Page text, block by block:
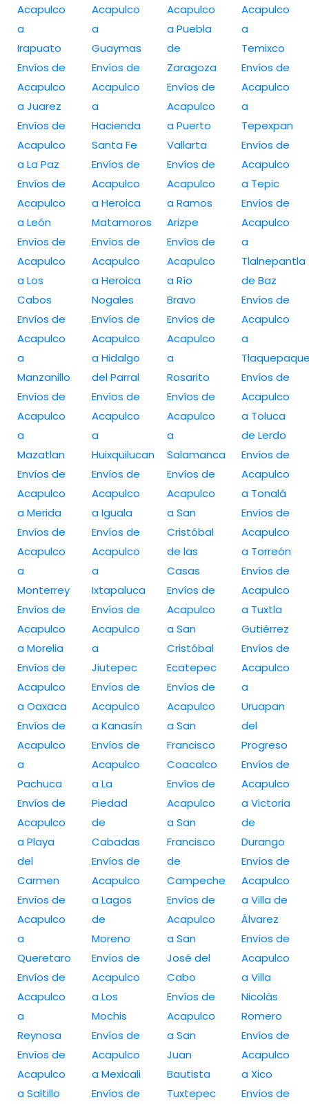
Acapulco
a
Irapuato
Envíos de
Acapulco
a Juarez
Envíos de
Acapulco
a La Paz
Envíos de
Acapulco
a León
Envíos de
Acapulco
a Los
Cabos
Envíos de
Acapulco
a
Manzanillo
Envíos de
Acapulco
a
Mazatlan
Envíos de
Acapulco
a Merida
Envíos de
Acapulco
a
Monterrey
Envíos de
Acapulco
a Morelia
Envíos de
Acapulco
a Oaxaca
Envíos de
Acapulco
a
Pachuca
Envíos de
Acapulco
a Playa
del
Carmen
Envíos de
Acapulco
a
Queretaro
Envíos de
Acapulco
a
Reynosa
Envíos de
Acapulco
a Saltillo
Acapulco
a
Guaymas
Envíos de
Acapulco
a
Hacienda
Santa Fe
Envíos de
Acapulco
a Heroica
Matamoros
Envíos de
Acapulco
a Heroica
Nogales
Envíos de
Acapulco
a Hidalgo
del Parral
Envíos de
Acapulco
a
Huixquilucan
Envíos de
Acapulco
a Iguala
Envíos de
Acapulco
a
Ixtapaluca
Envíos de
Acapulco
a
Jiutepec
Envíos de
Acapulco
a Kanasín
Envíos de
Acapulco
a La
Piedad
de
Cabadas
Envíos de
Acapulco
a Lagos
de
Moreno
Envíos de
Acapulco
a Los
Mochis
Envíos de
Acapulco
a Mexicali
Envíos de
Acapulco
a Puebla
de
Zaragoza
Envíos de
Acapulco
a Puerto
Vallarta
Envíos de
Acapulco
a Ramos
Arizpe
Envíos de
Acapulco
a Río
Bravo
Envíos de
Acapulco
a
Rosarito
Envíos de
Acapulco
a
Salamanca
Envíos de
Acapulco
a San
Cristóbal
de las
Casas
Envíos de
Acapulco
a San
Cristóbal
Ecatepec
Envíos de
Acapulco
a San
Francisco
Coacalco
Envíos de
Acapulco
a San
Francisco
de
Campeche
Envíos de
Acapulco
a San
José del
Cabo
Envíos de
Acapulco
a San
Juan
Bautista
Tuxtepec
Acapulco
a
Temixco
Envíos de
Acapulco
a
Tepexpan
Envíos de
Acapulco
a Tepic
Envíos de
Acapulco
a
Tlalnepantla
de Baz
Envíos de
Acapulco
a
Envíos de
Acapulco
a Toluca
de Lerdo
Envíos de
Acapulco
a Tonalá
Envíos de
Acapulco
a Torreón
Envíos de
Acapulco
a Tuxtla
Gutiérrez
Envíos de
Acapulco
a
Uruapan
del
Progreso
Envíos de
Acapulco
a Victoria
de
Durango
Envíos de
Acapulco
a Villa de
Álvarez
Envíos de
Acapulco
a Villa
Nicolás
Romero
Envíos de
Acapulco
a Xico
Envíos de